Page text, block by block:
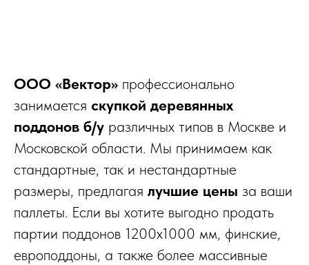
ООО «Вектор» профессионально
занимается скупкой деревянных
поддонов б/у различных типов в Москве и
Московской области. Мы принимаем как
стандартные, так и нестандартные
размеры, предлагая лучшие цены за ваши
паллеты. Если вы хотите выгодно продать
партии поддонов 1200x1000 мм, финские,
европоддоны, а также более массивные